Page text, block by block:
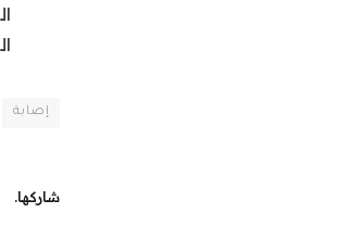
إصابة
شاركها.